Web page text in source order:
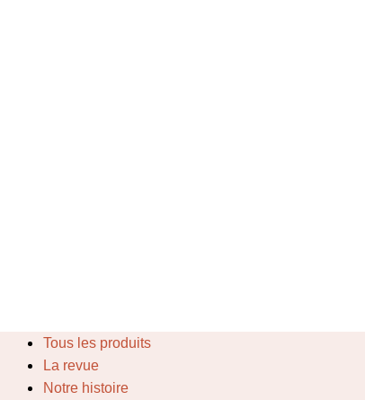
Tous les produits
La revue
Notre histoire